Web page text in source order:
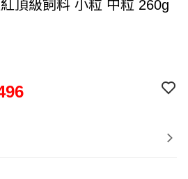
紅頂級飼料 小粒 中粒 260g